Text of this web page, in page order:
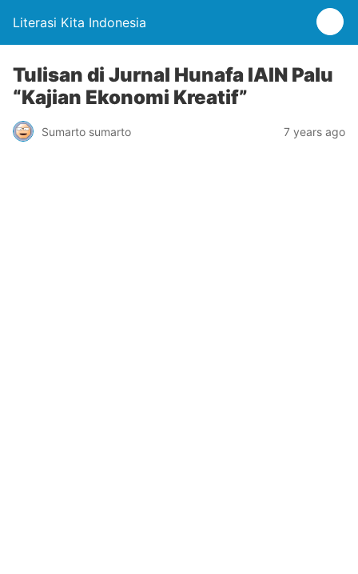
Literasi Kita Indonesia
Tulisan di Jurnal Hunafa IAIN Palu
“Kajian Ekonomi Kreatif”
Sumarto sumarto 7 years ago